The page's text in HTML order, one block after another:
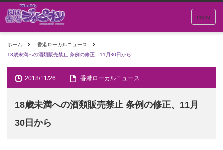
menu
ホーム
香港ローカルニュース
18歳未満への酒類販売禁止 条例の修正、11月30日から
2018/11/26 香港ローカルニュース
18歳未満への酒類販売禁止 条例の修正、11月
30日から